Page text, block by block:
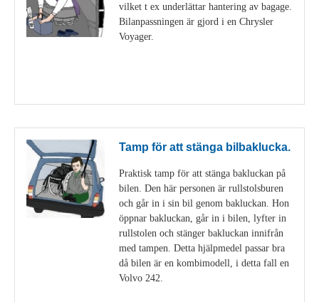
vilket t ex underlättar hantering av bagage.
Bilanpassningen är gjord i en Chrysler
Voyager.
Tamp för att stänga bilbaklucka.
Praktisk tamp för att stänga bakluckan på
bilen. Den här personen är rullstolsburen
och går in i sin bil genom bakluckan. Hon
öppnar bakluckan, går in i bilen, lyfter in
rullstolen och stänger bakluckan innifrån
med tampen. Detta hjälpmedel passar bra
då bilen är en kombimodell, i detta fall en
Volvo 242.